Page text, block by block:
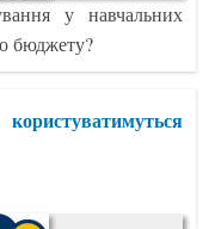
у навчальних
бюджету?